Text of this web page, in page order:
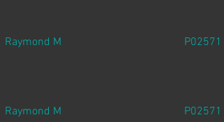
Raymond M P02571
Raymond M P02571